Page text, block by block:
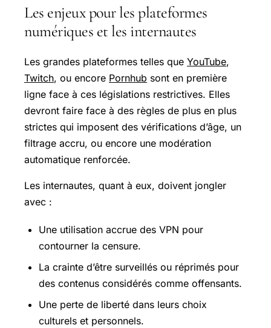
Les enjeux pour les plateformes
numériques et les internautes
Les grandes plateformes telles que YouTube,
Twitch, ou encore Pornhub sont en première
ligne face à ces législations restrictives. Elles
devront faire face à des règles de plus en plus
strictes qui imposent des vérifications d’âge, un
filtrage accru, ou encore une modération
automatique renforcée.
Les internautes, quant à eux, doivent jongler
avec :
Une utilisation accrue des VPN pour
contourner la censure.
La crainte d’être surveillés ou réprimés pour
des contenus considérés comme offensants.
Une perte de liberté dans leurs choix
culturels et personnels.